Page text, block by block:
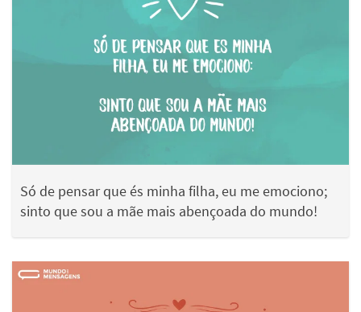
Só de pensar que és minha filha, eu me emociono;
sinto que sou a mãe mais abençoada do mundo!